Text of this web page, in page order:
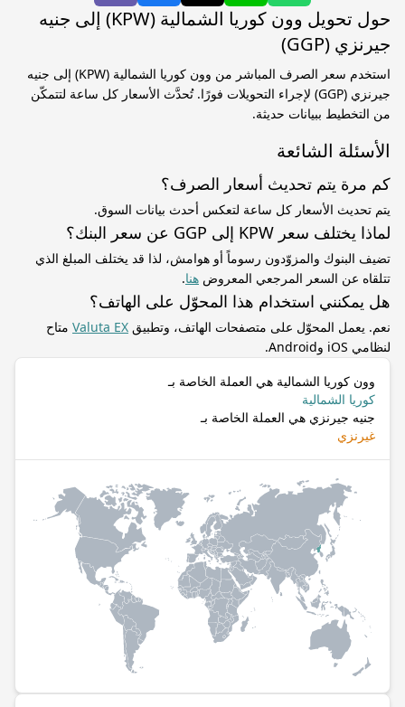
حول تحويل وون كوريا الشمالية (KPW) إلى جنيه
جيرنزي (GGP)
استخدم سعر الصرف المباشر من وون كوريا الشمالية (KPW) إلى جنيه
جيرنزي (GGP) لإجراء التحويلات فورًا. تُحدَّث الأسعار كل ساعة لتتمكّن
من التخطيط ببيانات حديثة.
الأسئلة الشائعة
كم مرة يتم تحديث أسعار الصرف؟
يتم تحديث الأسعار كل ساعة لتعكس أحدث بيانات السوق.
لماذا يختلف سعر KPW إلى GGP عن سعر البنك؟
تضيف البنوك والمزوّدون رسوماً أو هوامش، لذا قد يختلف المبلغ الذي
تتلقاه عن السعر المرجعي المعروض هنا.
هل يمكنني استخدام هذا المحوّل على الهاتف؟
نعم. يعمل المحوّل على متصفحات الهاتف، وتطبيق Valuta EX متاح
لنظامي iOS وAndroid.
وون كوريا الشمالية هي العملة الخاصة بـ
كوريا الشمالية
جنيه جيرنزي هي العملة الخاصة بـ
غيرنزي